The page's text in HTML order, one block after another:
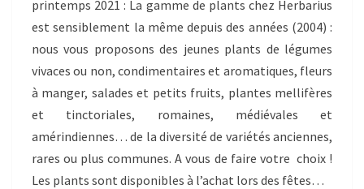
!
printemps 2021 : La gamme de plants chez Herbarius
est sensiblement la même depuis des années (2004) :
nous vous proposons des jeunes plants de légumes
vivaces ou non, condimentaires et aromatiques, fleurs
à manger, salades et petits fruits, plantes mellifères
et tinctoriales, romaines, médiévales et
amérindiennes… de la diversité de variétés anciennes,
rares ou plus communes. A vous de faire votre choix !
Les plants sont disponibles à l’achat lors des fêtes…